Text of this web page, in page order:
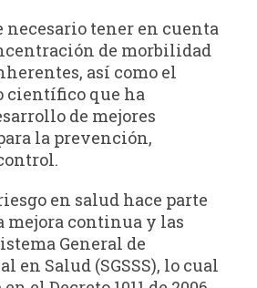
necesario tener en cuenta
de morbilidad
así como el
científico que ha
de mejores
la prevención,
en salud hace parte
mejora continua y las
General de
en Salud (SGSSS), lo cual